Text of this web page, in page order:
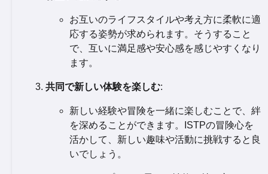
お互いのライフスタイルや考え方に柔軟に適
応する姿勢が求められます。そうすること
で、互いに満足感や安心感を感じやすくなり
ます。
共同で新しい体験を楽しむ:
新しい経験や冒険を一緒に楽しむことで、絆
を深めることができます。ISTPの冒険心を
活かして、新しい趣味や活動に挑戦すると良
いでしょう。